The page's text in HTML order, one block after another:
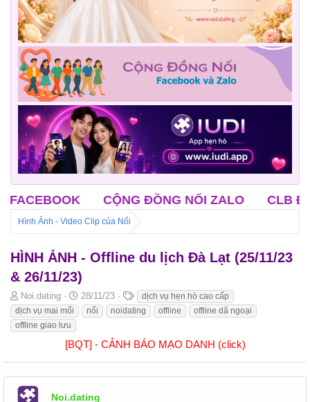
CLB ĐỘC THÂN TRUNG NIÊN CLB ÔNG MAI
Hình Ảnh - Video Clip của Nối
HÌNH ẢNH - Offline du lịch Đà Lạt (25/11/23
& 26/11/23)
B
ắ
t
đ
Noi.dating
N
g
à
b
ầ
28/11/23
T
h
ẻ
dịch vụ hẹn hò cao cấp
dịch vụ mai mối
nối noidating offline
offline dã ngoại
offline giao lưu
[BQT] - CẢNH BÁO MẠO DANH (click)
Noi.dating